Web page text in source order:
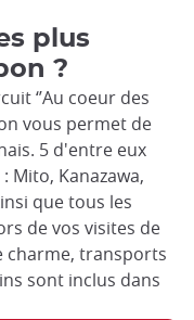
plus
?
‘’Au coeur des
vous permet de
5 d'entre eux
Mito, Kanazawa,
que tous les
de vos visites de
charme, transports
sont inclus dans